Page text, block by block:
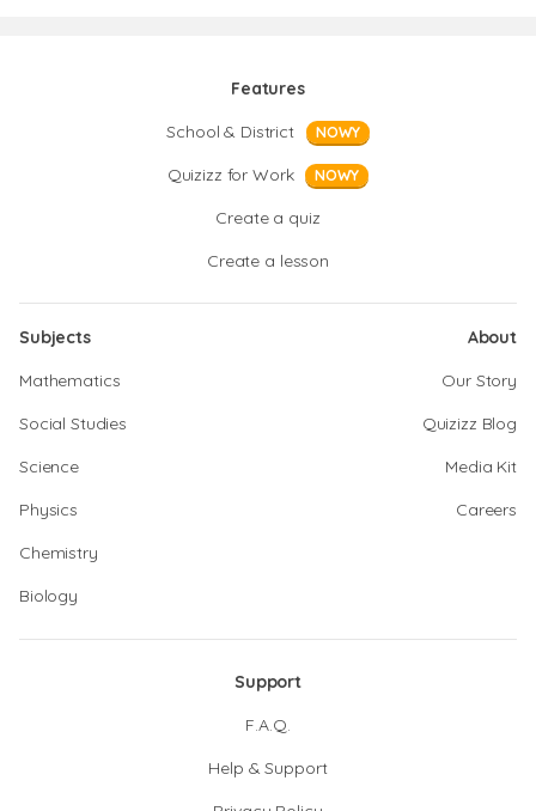
Features
School & District
NOWY
Quizizz for Work NOWY
Create a quiz
Create a lesson
Subjects
Mathematics
Social Studies
Science
Physics
Chemistry
Biology
About
Our Story
Quizizz Blog
Media Kit
Careers
Support
F.A.Q.
Help & Support